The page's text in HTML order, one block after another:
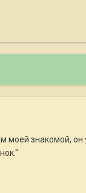
знакомой, он